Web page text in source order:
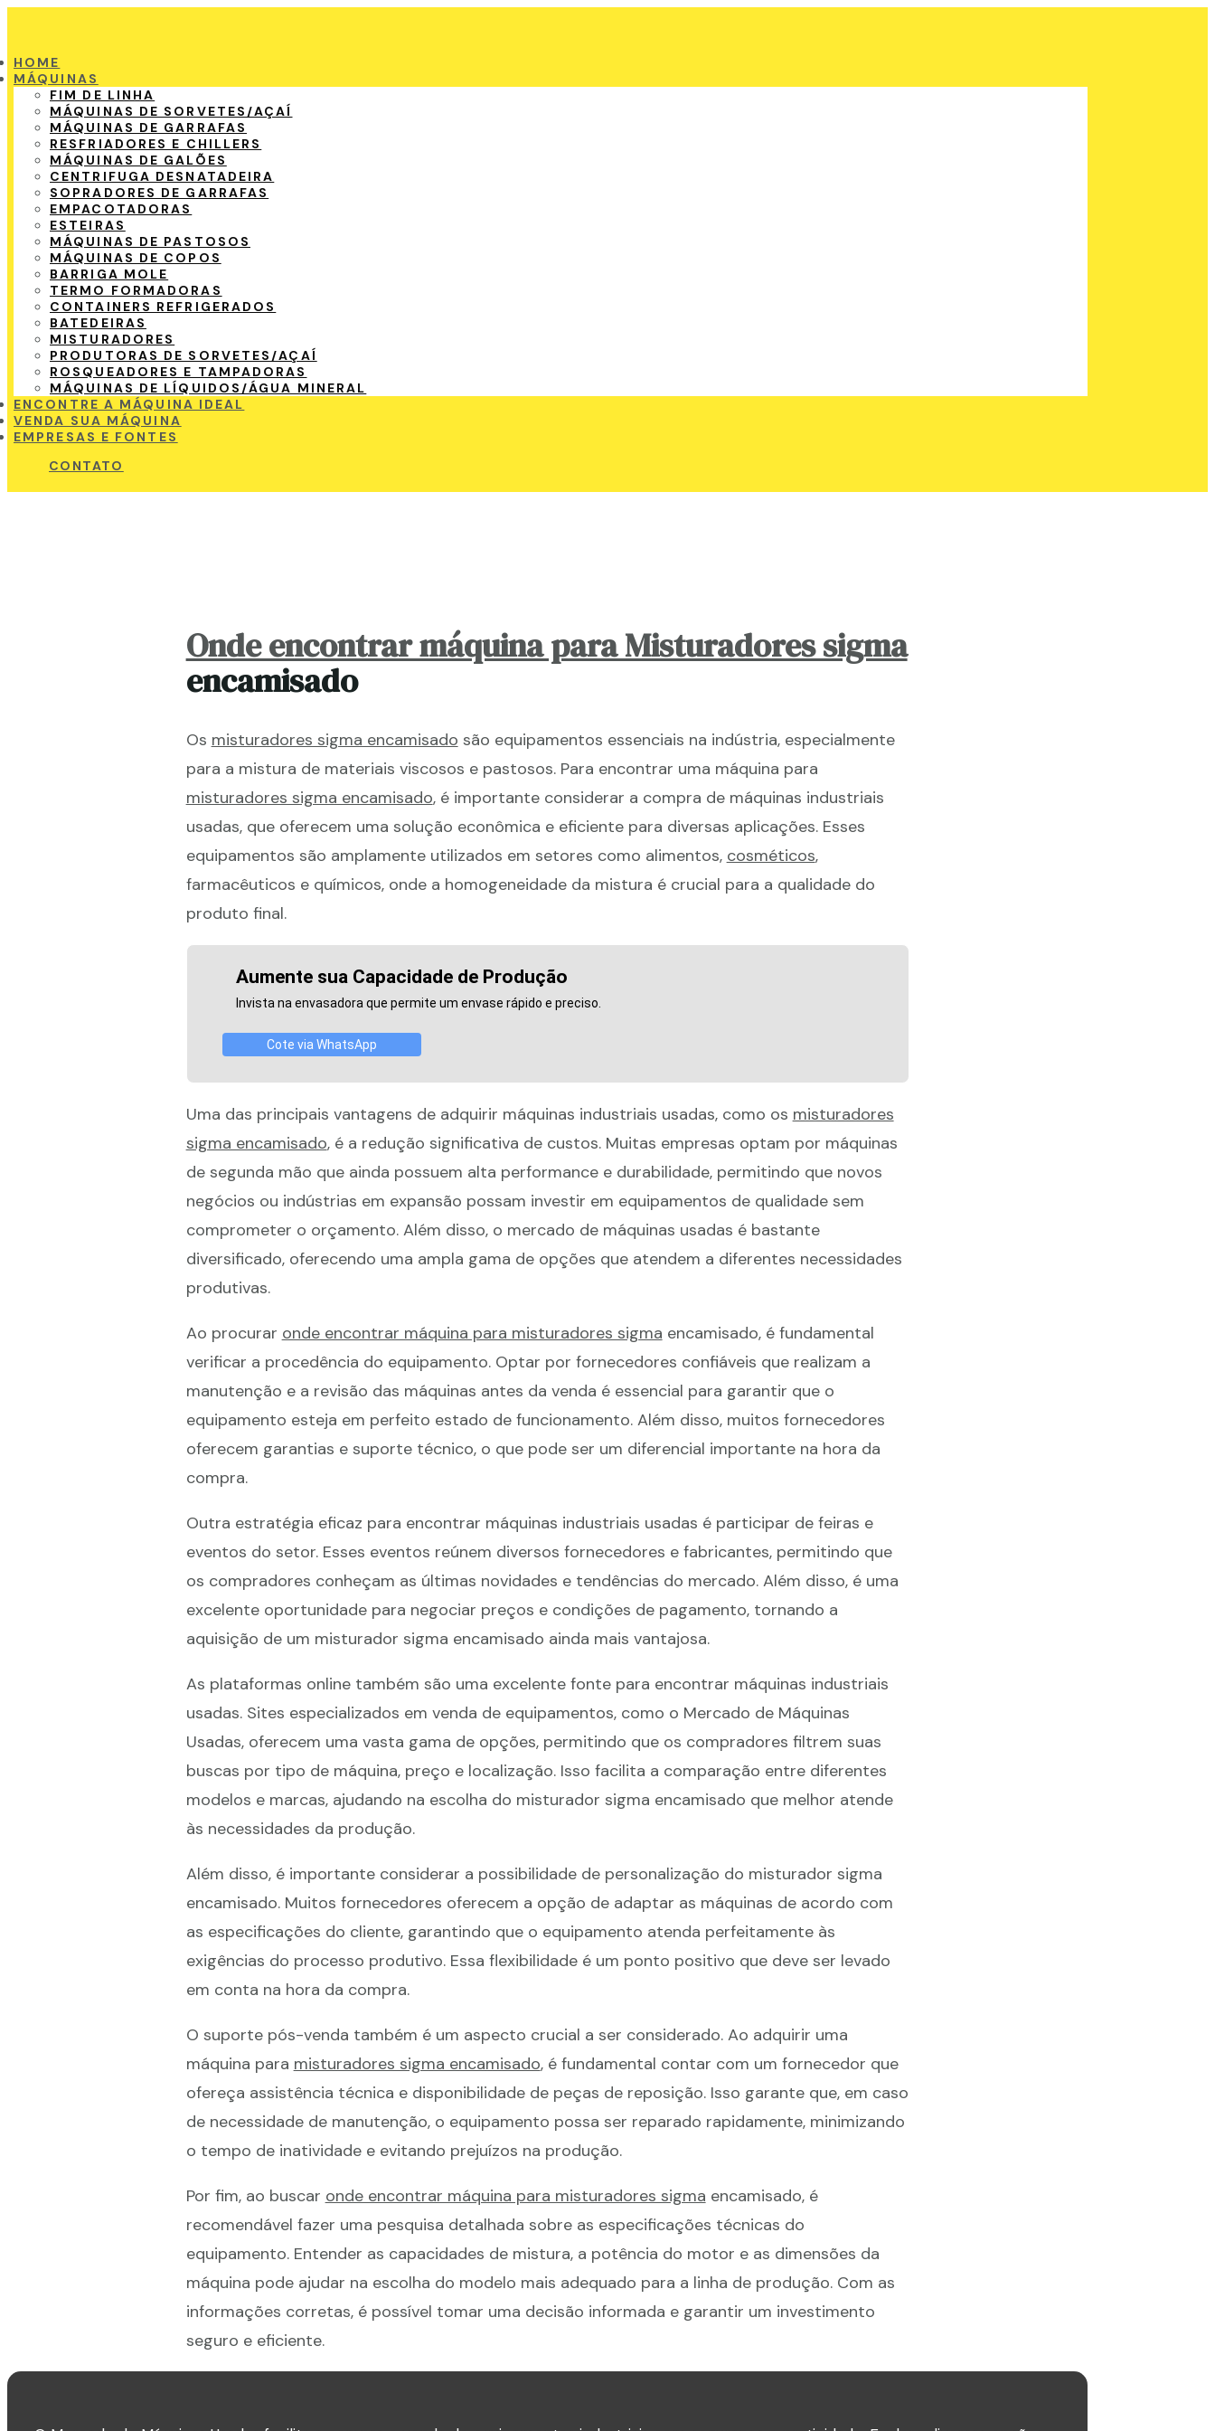
HOME
MÁQUINAS
FIM DE LINHA
MÁQUINAS DE SORVETES/AÇAÍ
MÁQUINAS DE GARRAFAS
RESFRIADORES E CHILLERS
MÁQUINAS DE GALÕES
CENTRIFUGA DESNATADEIRA
SOPRADORES DE GARRAFAS
EMPACOTADORAS
ESTEIRAS
MÁQUINAS DE PASTOSOS
MÁQUINAS DE COPOS
BARRIGA MOLE
TERMO FORMADORAS
CONTAINERS REFRIGERADOS
BATEDEIRAS
MISTURADORES
PRODUTORAS DE SORVETES/AÇAÍ
ROSQUEADORES E TAMPADORAS
MÁQUINAS DE LÍQUIDOS/ÁGUA MINERAL
ENCONTRE A MÁQUINA IDEAL
VENDA SUA MÁQUINA
EMPRESAS E FONTES
CONTATO
Onde encontrar máquina para Misturadores sigma
encamisado
Os misturadores sigma encamisado são equipamentos essenciais na indústria, especialmente
para a mistura de materiais viscosos e pastosos. Para encontrar uma máquina para
misturadores sigma encamisado, é importante considerar a compra de máquinas industriais
usadas, que oferecem uma solução econômica e eficiente para diversas aplicações. Esses
equipamentos são amplamente utilizados em setores como alimentos, cosméticos,
farmacêuticos e químicos, onde a homogeneidade da mistura é crucial para a qualidade do
produto final.
Aumente sua Capacidade de Produção
Invista na envasadora que permite um envase rápido e preciso.
Cote via WhatsApp
Uma das principais vantagens de adquirir máquinas industriais usadas, como os misturadores
sigma encamisado, é a redução significativa de custos. Muitas empresas optam por máquinas
de segunda mão que ainda possuem alta performance e durabilidade, permitindo que novos
negócios ou indústrias em expansão possam investir em equipamentos de qualidade sem
comprometer o orçamento. Além disso, o mercado de máquinas usadas é bastante
diversificado, oferecendo uma ampla gama de opções que atendem a diferentes necessidades
produtivas.
Ao procurar onde encontrar máquina para misturadores sigma encamisado, é fundamental
verificar a procedência do equipamento. Optar por fornecedores confiáveis que realizam a
manutenção e a revisão das máquinas antes da venda é essencial para garantir que o
equipamento esteja em perfeito estado de funcionamento. Além disso, muitos fornecedores
oferecem garantias e suporte técnico, o que pode ser um diferencial importante na hora da
compra.
Outra estratégia eficaz para encontrar máquinas industriais usadas é participar de feiras e
eventos do setor. Esses eventos reúnem diversos fornecedores e fabricantes, permitindo que
os compradores conheçam as últimas novidades e tendências do mercado. Além disso, é uma
excelente oportunidade para negociar preços e condições de pagamento, tornando a
aquisição de um misturador sigma encamisado ainda mais vantajosa.
As plataformas online também são uma excelente fonte para encontrar máquinas industriais
usadas. Sites especializados em venda de equipamentos, como o Mercado de Máquinas
Usadas, oferecem uma vasta gama de opções, permitindo que os compradores filtrem suas
buscas por tipo de máquina, preço e localização. Isso facilita a comparação entre diferentes
modelos e marcas, ajudando na escolha do misturador sigma encamisado que melhor atende
às necessidades da produção.
Além disso, é importante considerar a possibilidade de personalização do misturador sigma
encamisado. Muitos fornecedores oferecem a opção de adaptar as máquinas de acordo com
as especificações do cliente, garantindo que o equipamento atenda perfeitamente às
exigências do processo produtivo. Essa flexibilidade é um ponto positivo que deve ser levado
em conta na hora da compra.
O suporte pós-venda também é um aspecto crucial a ser considerado. Ao adquirir uma
máquina para misturadores sigma encamisado, é fundamental contar com um fornecedor que
ofereça assistência técnica e disponibilidade de peças de reposição. Isso garante que, em caso
de necessidade de manutenção, o equipamento possa ser reparado rapidamente, minimizando
o tempo de inatividade e evitando prejuízos na produção.
Por fim, ao buscar onde encontrar máquina para misturadores sigma encamisado, é
recomendável fazer uma pesquisa detalhada sobre as especificações técnicas do
equipamento. Entender as capacidades de mistura, a potência do motor e as dimensões da
máquina pode ajudar na escolha do modelo mais adequado para a linha de produção. Com as
informações corretas, é possível tomar uma decisão informada e garantir um investimento
seguro e eficiente.